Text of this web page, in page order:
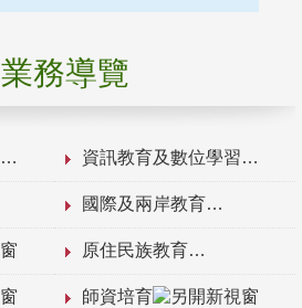
業務導覽
資訊教育及數位學習
國際及兩岸教育
原住民族教育
師資培育